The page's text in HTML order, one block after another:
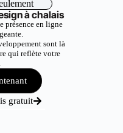
à chalais
présence en ligne
sont là
qui reflète votre
gratuit